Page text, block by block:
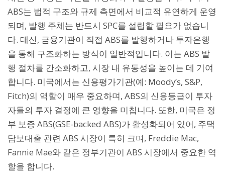
ABS는 법적 구조와 규제 측면에서 비교적 유연하게 운영
되며, 발행 주체는 반드시 SPC를 설립할 필요가 없습니
다. 대신, 금융기관이 직접 ABS를 발행하거나 투자은행
을 통해 구조화하는 방식이 일반적입니다. 이는 ABS 발
행 절차를 간소화하고, 시장 내 유동성을 높이는 데 기여
합니다. 미국에서는 신용평가기관(예: Moody’s, S&P,
Fitch)의 역할이 매우 중요하며, ABS의 신용등급이 투자
자들의 투자 결정에 큰 영향을 미칩니다. 또한, 미국은 정
부 보증 ABS(GSE-backed ABS)가 활성화되어 있어, 주택
담보대출 관련 ABS 시장이 특히 크며, Freddie Mac,
Fannie Mae와 같은 정부기관이 ABS 시장에서 중요한 역
할을 합니다.